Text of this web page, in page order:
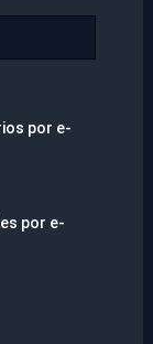
por e-
por e-